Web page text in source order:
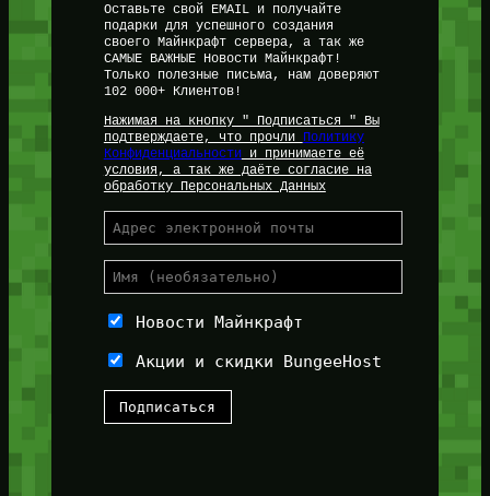
Оставьте свой EMAIL и получайте
подарки для успешного создания
своего Майнкрафт сервера, а так же
САМЫЕ ВАЖНЫЕ Новости Майнкрафт!
Только полезные письма, нам доверяют
102 000+ Клиентов!
Нажимая на кнопку " Подписаться " Вы
подтверждаете, что прочли
Политику
Конфиденциальностии принимаете её
условия, а так же даёте согласие на
обработку Персональных Данных
Новости Майнкрафт
Акции и скидки BungeeHost